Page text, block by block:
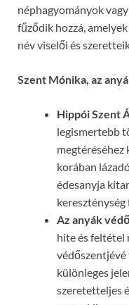
néphagyományok
fűződik hozzá,
név viselői és
Szent Mónika, az
Hippói Szent
legismertebb
korában
édesanyja
Az anyák
hite és feltétel
különleges
szeretetteljes